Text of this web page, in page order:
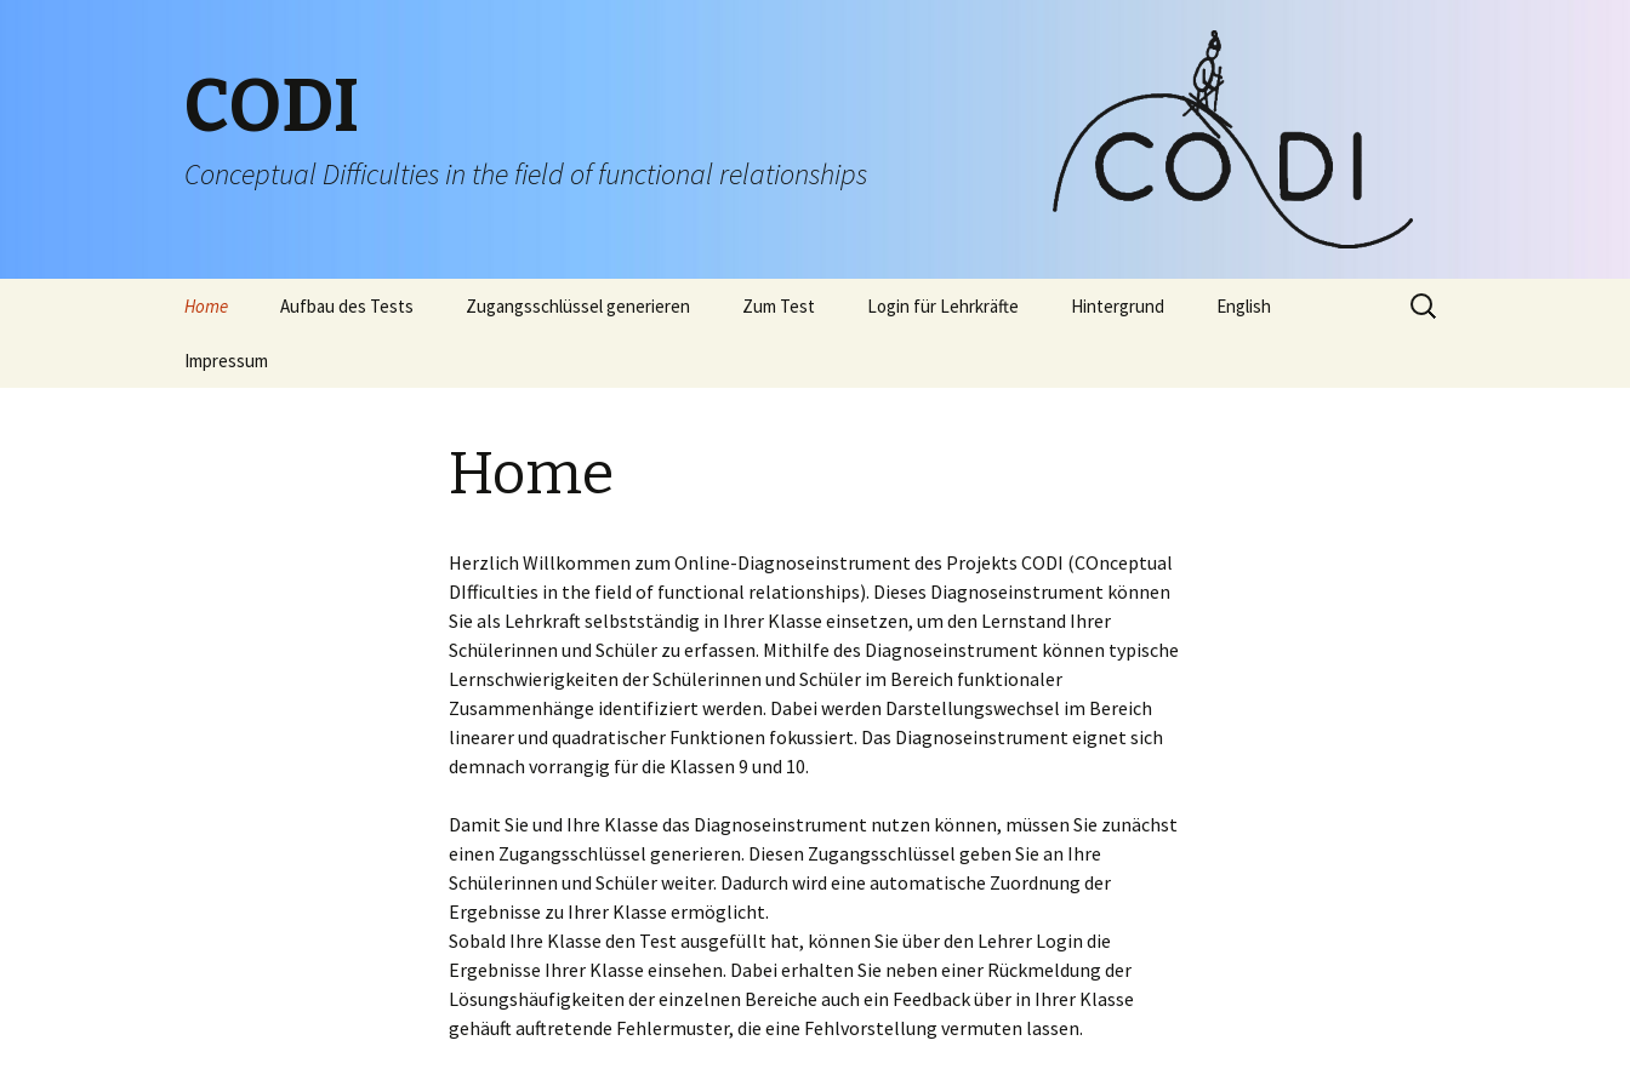
CODI
Conceptual Difficulties in the field of functional relationships
Zum Inhalt springen
Home Aufbau des Tests Zugangsschlüssel generieren Zum Test Login für Lehrkräfte Hintergrund English
Impressum
Suche
nach:
Home
Herzlich Willkommen zum Online-Diagnoseinstrument des Projekts CODI (COnceptual
DIfficulties in the field of functional relationships). Dieses Diagnoseinstrument können
Sie als Lehrkraft selbstständig in Ihrer Klasse einsetzen, um den Lernstand Ihrer
Schülerinnen und Schüler zu erfassen. Mithilfe des Diagnoseinstrument können typische
Lernschwierigkeiten der Schülerinnen und Schüler im Bereich funktionaler
Zusammenhänge identifiziert werden. Dabei werden Darstellungswechsel im Bereich
linearer und quadratischer Funktionen fokussiert. Das Diagnoseinstrument eignet sich
demnach vorrangig für die Klassen 9 und 10.
Damit Sie und Ihre Klasse das Diagnoseinstrument nutzen können, müssen Sie zunächst
einen Zugangsschlüssel generieren. Diesen Zugangsschlüssel geben Sie an Ihre
Schülerinnen und Schüler weiter. Dadurch wird eine automatische Zuordnung der
Ergebnisse zu Ihrer Klasse ermöglicht.
Sobald Ihre Klasse den Test ausgefüllt hat, können Sie über den Lehrer Login die
Ergebnisse Ihrer Klasse einsehen. Dabei erhalten Sie neben einer Rückmeldung der
Lösungshäufigkeiten der einzelnen Bereiche auch ein Feedback über in Ihrer Klasse
gehäuft auftretende Fehlermuster, die eine Fehlvorstellung vermuten lassen.